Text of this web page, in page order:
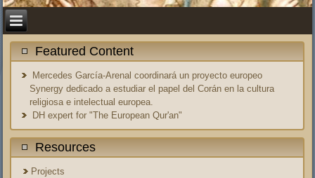
Featured Content
Mercedes García-Arenal coordinará un proyecto europeo
Synergy dedicado a estudiar el papel del Corán en la cultura
religiosa e intelectual europea.
DH expert for "The European Qur'an"
Resources
Projects